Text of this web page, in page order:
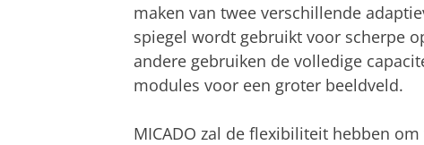
maken van twee verschillende
spiegel wordt gebruikt voor scherpe
andere gebruiken de volledige
modules voor een groter beeldveld.
MICADO zal de flexibiliteit hebben